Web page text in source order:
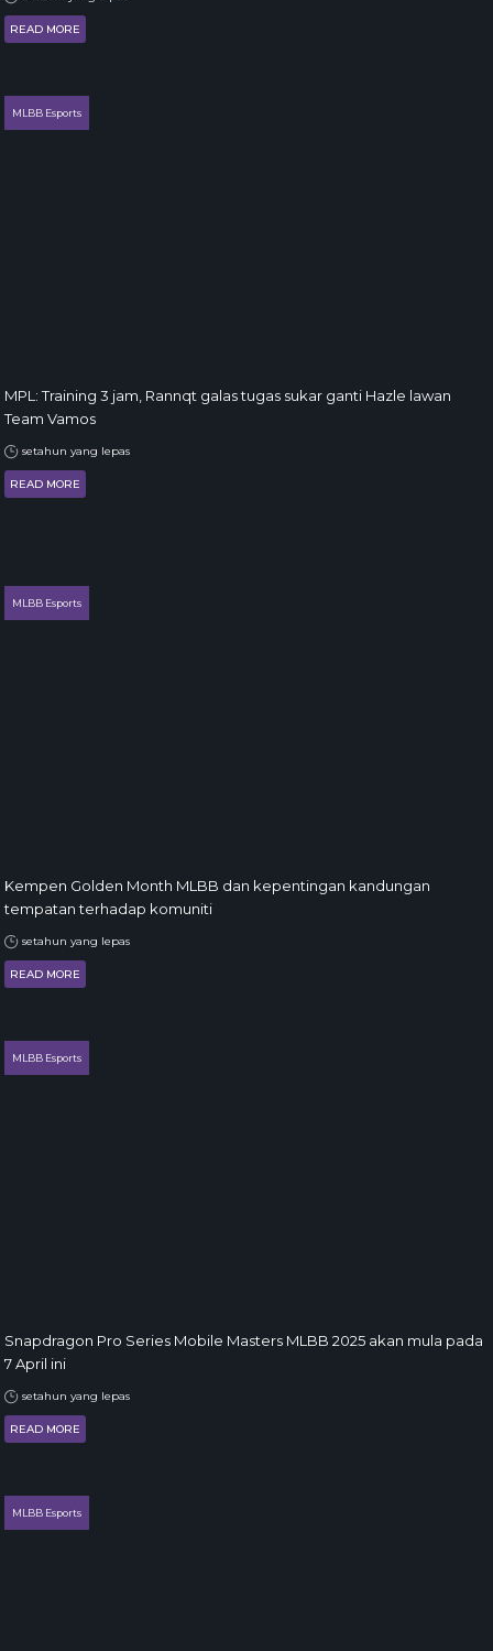
READ MORE
MLBB Esports
MPL: Training 3 jam, Rannqt galas tugas sukar ganti Hazle lawan
Team Vamos
setahun yang lepas
READ MORE
MLBB Esports
Kempen Golden Month MLBB dan kepentingan kandungan
tempatan terhadap komuniti
setahun yang lepas
READ MORE
MLBB Esports
Snapdragon Pro Series Mobile Masters MLBB 2025 akan mula pada
7 April ini
setahun yang lepas
READ MORE
MLBB Esports